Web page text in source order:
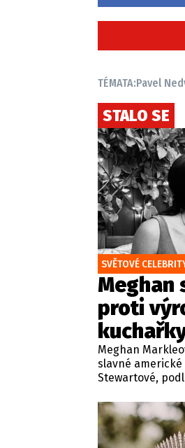
TÉMATA:Pavel
STALO SE
SVĚTOVÉ
Meghan
proti
Meghan
slavné
Stewartové,
červencové
Zmíněná
proběhla ve